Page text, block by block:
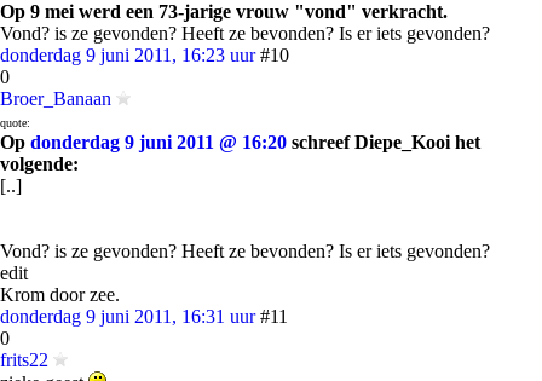
Op 9 mei werd een 73-jarige vrouw "vond" verkracht.
Vond? is ze gevonden? Heeft ze bevonden? Is er iets gevonden?
donderdag 9 juni 2011, 16:23 uur #10
0
Broer_Banaan
quote:
Op donderdag 9 juni 2011 @ 16:20 schreef Diepe_Kooi het
volgende:
[..]
Vond? is ze gevonden? Heeft ze bevonden? Is er iets gevonden?
edit
Krom door zee.
donderdag 9 juni 2011, 16:31 uur #11
0
frits22